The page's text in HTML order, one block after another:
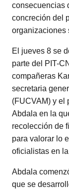
consecuencias
concreción del
organizaciones
El jueves 8 se
parte del PIT-
compañeras
secretaria
(FUCVAM) y el
Abdala en la
recolección de
para valorar lo
oficialistas en
Abdala
que se